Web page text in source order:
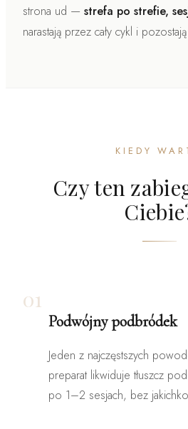
strona ud — strefa po strefie,
narastają przez cały cykl i
KIEDY
Czy ten
01
Podwójny podbródek
Jeden z najczęstszych
preparat likwiduje tłuszcz
po 1–2 sesjach, bez